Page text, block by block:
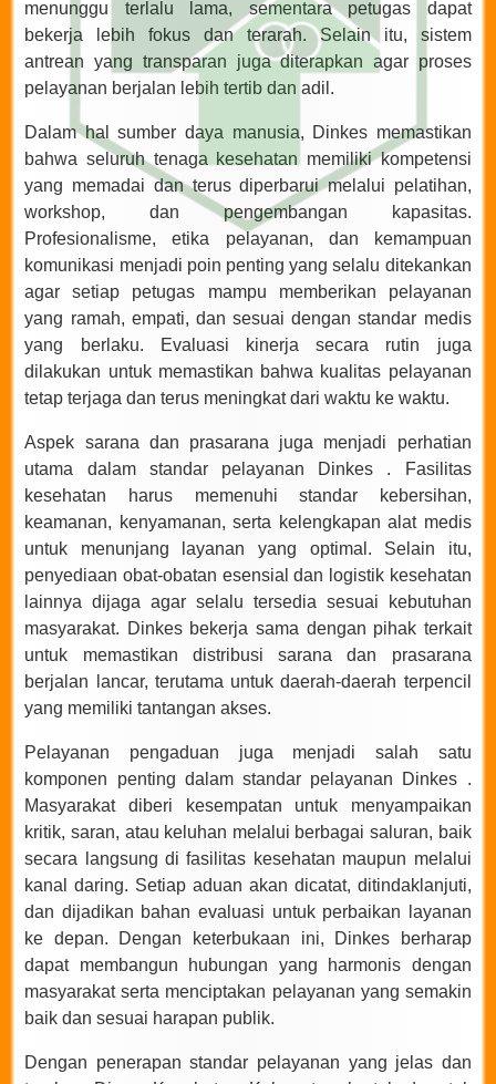
menunggu terlalu lama, sementara petugas dapat
bekerja lebih fokus dan terarah. Selain itu, sistem
antrean yang transparan juga diterapkan agar proses
pelayanan berjalan lebih tertib dan adil.
Dalam hal sumber daya manusia, Dinkes memastikan
bahwa seluruh tenaga kesehatan memiliki kompetensi
yang memadai dan terus diperbarui melalui pelatihan,
workshop, dan pengembangan kapasitas.
Profesionalisme, etika pelayanan, dan kemampuan
komunikasi menjadi poin penting yang selalu ditekankan
agar setiap petugas mampu memberikan pelayanan
yang ramah, empati, dan sesuai dengan standar medis
yang berlaku. Evaluasi kinerja secara rutin juga
dilakukan untuk memastikan bahwa kualitas pelayanan
tetap terjaga dan terus meningkat dari waktu ke waktu.
Aspek sarana dan prasarana juga menjadi perhatian
utama dalam standar pelayanan Dinkes . Fasilitas
kesehatan harus memenuhi standar kebersihan,
keamanan, kenyamanan, serta kelengkapan alat medis
untuk menunjang layanan yang optimal. Selain itu,
penyediaan obat-obatan esensial dan logistik kesehatan
lainnya dijaga agar selalu tersedia sesuai kebutuhan
masyarakat. Dinkes bekerja sama dengan pihak terkait
untuk memastikan distribusi sarana dan prasarana
berjalan lancar, terutama untuk daerah-daerah terpencil
yang memiliki tantangan akses.
Pelayanan pengaduan juga menjadi salah satu
komponen penting dalam standar pelayanan Dinkes .
Masyarakat diberi kesempatan untuk menyampaikan
kritik, saran, atau keluhan melalui berbagai saluran, baik
secara langsung di fasilitas kesehatan maupun melalui
kanal daring. Setiap aduan akan dicatat, ditindaklanjuti,
dan dijadikan bahan evaluasi untuk perbaikan layanan
ke depan. Dengan keterbukaan ini, Dinkes berharap
dapat membangun hubungan yang harmonis dengan
masyarakat serta menciptakan pelayanan yang semakin
baik dan sesuai harapan publik.
Dengan penerapan standar pelayanan yang jelas dan